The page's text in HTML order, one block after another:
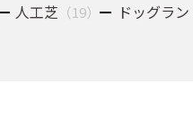
人工芝 （19） ドッグラン